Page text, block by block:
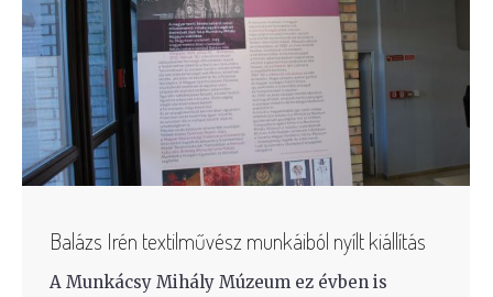
Balázs Irén textilművész munkáiból nyílt kiállítás
A Munkácsy Mihály Múzeum ez évben is